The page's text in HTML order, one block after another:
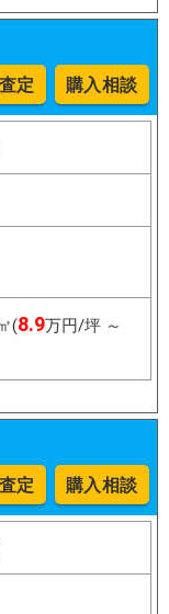
定 購入相談
(8.9万円/坪 ～
定 購入相談